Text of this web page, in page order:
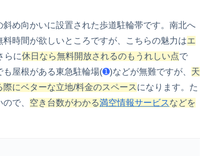
め向かいに設置された歩道駐輪帯です。南北へ
時間が欲しいところですが、こちらの魅力はエ
らに休日なら無料開放されるのもうれしい点で
屋根がある東急駐輪場(➊)などが無難ですが、 天
にベターな立地/料金のスペース になります。た
で、 空き台数がわかる満空情報サービス などを